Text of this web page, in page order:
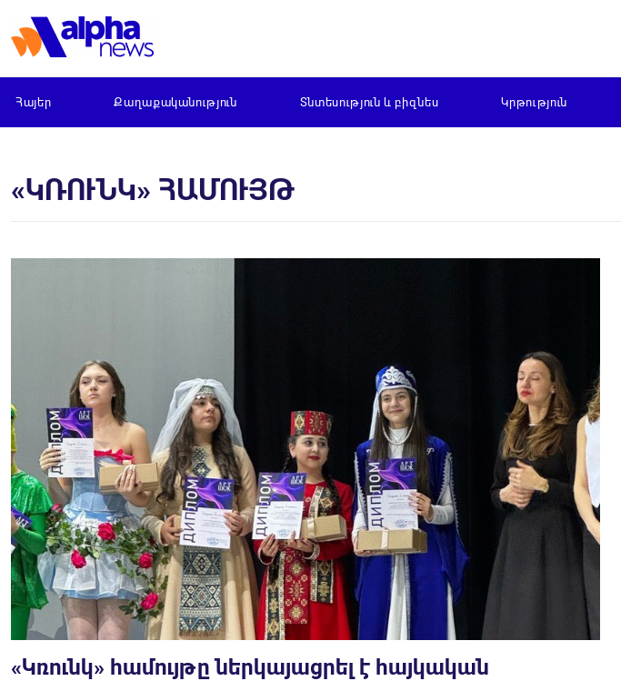
Հայեր Քաղաքականություն Տնտեսություն և բիզնես Կրթություն
«ԿՌՈՒՆԿ» ՀԱՄՈՒՅԹ
«Կռունկ» համույթը ներկայացրել է հայկական